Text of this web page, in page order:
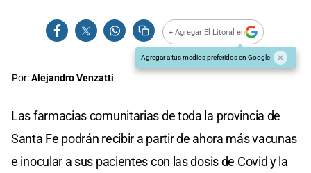
+ Agregar El Litoral en
Agregar a tus medios preferidos en Google
Por:Alejandro Venzatti
Las farmacias comunitarias de toda la provincia de
Santa Fe podrán recibir a partir de ahora más vacunas
e inocular a sus pacientes con las dosis de Covid y la